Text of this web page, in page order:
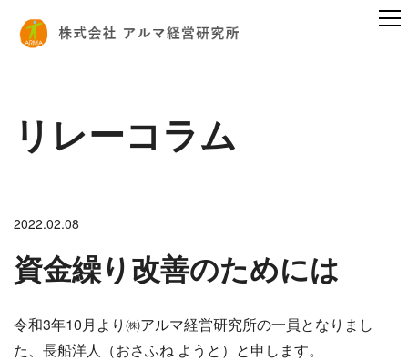
リレーコラム
2022.02.08
資金繰り改善のためには
令和3年10月より㈱アルマ経営研究所の一員となりまし
た、長船洋人（おさふね ようと）と申します。